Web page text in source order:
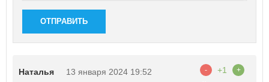
ОТПРАВИТЬ
Наталья 13 января 2024 19:52 - +1 +